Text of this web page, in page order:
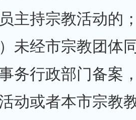
主持宗教活动的
经市宗教团体同
务行政部门备案
动或者本市宗教